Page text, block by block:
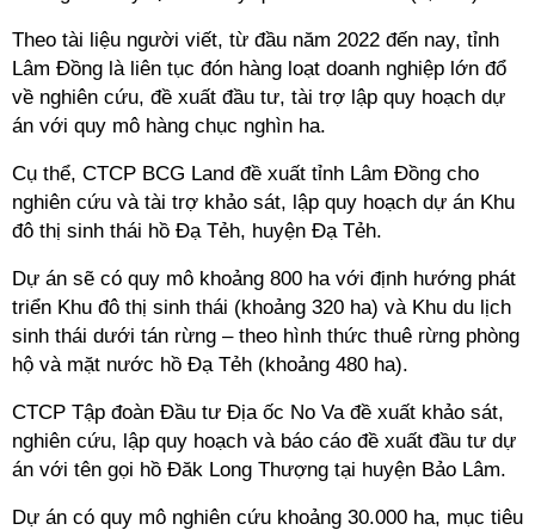
Theo tài liệu người viết, từ đầu năm 2022 đến nay, tỉnh
Lâm Đồng là liên tục đón hàng loạt doanh nghiệp lớn đổ
về nghiên cứu, đề xuất đầu tư, tài trợ lập quy hoạch dự
án với quy mô hàng chục nghìn ha.
Cụ thể, CTCP BCG Land đề xuất tỉnh Lâm Đồng cho
nghiên cứu và tài trợ khảo sát, lập quy hoạch dự án Khu
đô thị sinh thái hồ Đạ Tẻh, huyện Đạ Tẻh.
Dự án sẽ có quy mô khoảng 800 ha với định hướng phát
triển Khu đô thị sinh thái (khoảng 320 ha) và Khu du lịch
sinh thái dưới tán rừng – theo hình thức thuê rừng phòng
hộ và mặt nước hồ Đạ Tẻh (khoảng 480 ha).
CTCP Tập đoàn Đầu tư Địa ốc No Va đề xuất khảo sát,
nghiên cứu, lập quy hoạch và báo cáo đề xuất đầu tư dự
án với tên gọi hồ Đăk Long Thượng tại huyện Bảo Lâm.
Dự án có quy mô nghiên cứu khoảng 30.000 ha, mục tiêu